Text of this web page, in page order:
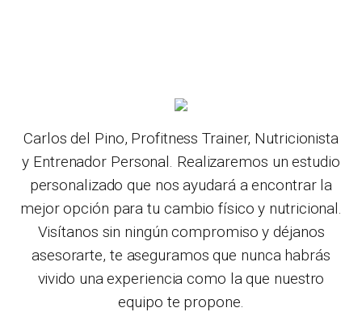
Carlos del Pino, Profitness Trainer, Nutricionista
y Entrenador Personal. Realizaremos un estudio
personalizado que nos ayudará a encontrar la
mejor opción para tu cambio físico y nutricional.
Visítanos sin ningún compromiso y déjanos
asesorarte, te aseguramos que nunca habrás
vivido una experiencia como la que nuestro
equipo te propone.